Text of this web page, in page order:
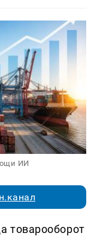
ИИ
товарооборот